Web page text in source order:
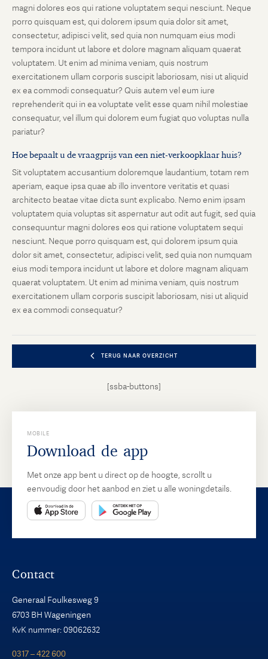
magni dolores eos qui ratione voluptatem sequi nesciunt. Neque
porro quisquam est, qui dolorem ipsum quia dolor sit amet,
consectetur, adipisci velit, sed quia non numquam eius modi
tempora incidunt ut labore et dolore magnam aliquam quaerat
voluptatem. Ut enim ad minima veniam, quis nostrum
exercitationem ullam corporis suscipit laboriosam, nisi ut aliquid
ex ea commodi consequatur? Quis autem vel eum iure
reprehenderit qui in ea voluptate velit esse quam nihil molestiae
consequatur, vel illum qui dolorem eum fugiat quo voluptas nulla
pariatur?
Hoe bepaalt u de vraagprijs van een niet-verkoopklaar huis?
Sit voluptatem accusantium doloremque laudantium, totam rem
aperiam, eaque ipsa quae ab illo inventore veritatis et quasi
architecto beatae vitae dicta sunt explicabo. Nemo enim ipsam
voluptatem quia voluptas sit aspernatur aut odit aut fugit, sed quia
consequuntur magni dolores eos qui ratione voluptatem sequi
nesciunt. Neque porro quisquam est, qui dolorem ipsum quia
dolor sit amet, consectetur, adipisci velit, sed quia non numquam
eius modi tempora incidunt ut labore et dolore magnam aliquam
quaerat voluptatem. Ut enim ad minima veniam, quis nostrum
exercitationem ullam corporis suscipit laboriosam, nisi ut aliquid
ex ea commodi consequatur?
TERUG NAAR OVERZICHT
[ssba-buttons]
MOBILE
Download de app
Met onze app bent u direct op de hoogte, scrollt u
eenvoudig door het aanbod en ziet u alle woningdetails.
Contact
Generaal Foulkesweg 9
6703 BH Wageningen
KvK nummer: 09062632
0317 – 422 600